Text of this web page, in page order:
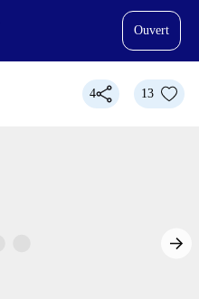
Ouvert
4 13